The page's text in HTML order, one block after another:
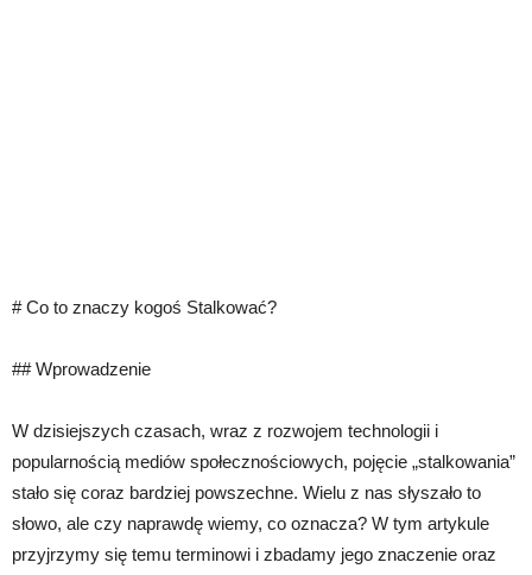
# Co to znaczy kogoś Stalkować?
## Wprowadzenie
W dzisiejszych czasach, wraz z rozwojem technologii i
popularnością mediów społecznościowych, pojęcie „stalkowania”
stało się coraz bardziej powszechne. Wielu z nas słyszało to
słowo, ale czy naprawdę wiemy, co oznacza? W tym artykule
przyjrzymy się temu terminowi i zbadamy jego znaczenie oraz